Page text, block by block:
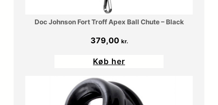
Doc Johnson Fort Troff Apex Ball Chute – Black
379,00 kr.
Køb her